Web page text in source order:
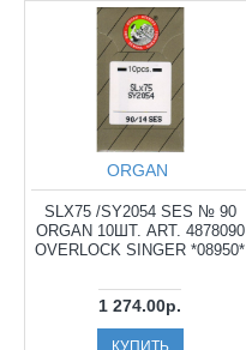
ORGAN
SLX75 /SY2054 SES № 90
ORGAN 10ШТ. ART. 4878090
OVERLOCK SINGER *08950*
1 274.00р.